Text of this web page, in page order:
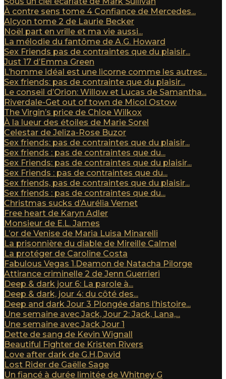
À contre sens tome 4 Confiance de Mercedes...
Alcyon tome 2 de Laurie Becker
Noël part en vrille et ma vie aussi...
La mélodie du fantôme de A.G. Howard
Sex Friends pas de contraintes que du plaisir...
Just 17 d’Emma Green
L’homme idéal est une licorne comme les autres...
Sex friends: pas de contrainte que du plaisir...
Le conseil d’Orion: Willow et Lucas de Samantha...
Riverdale-Get out of town de Micol Ostow
The Virgin’s price de Chloe Wilkox
À la lueur des étoiles de Marie Sorel
Celestar de Jeliza-Rose Buzor
Sex friends: pas de contraintes que du plaisir...
Sex friends : pas de contraintes que du...
Sex Friends: pas de contraintes que du plaisir...
Sex Friends : pas de contraintes que du...
Sex friends, pas de contraintes que du plaisir...
Sex friends : pas de contraintes que du...
Christmas sucks d’Aurélia Vernet
Free heart de Karyn Adler
Monsieur de E.L. James
L’or de Venise de Maria Luisa Minarelli
La prisonnière du diable de Mireille Calmel
La protéger de Caroline Costa
Fabulous Vegas 1.Deamon de Natacha Pilorge
Attirance criminelle 2 de Jenn Guerrieri
Deep & dark jour 6: La parole à...
Deep & dark, jour 4: du côté des...
Deep and dark Jour 3 Plongée dans l’histoire...
Une semaine avec Jack, Jour 2: Jack, Lana,...
Une semaine avec Jack Jour 1
Dette de sang de Kevin Wignall
Beautiful Fighter de Kristen Rivers
Love after dark de G.H.David
Lost Rider de Gaëlle Sage
Un fiancé à durée limitée de Whitney G